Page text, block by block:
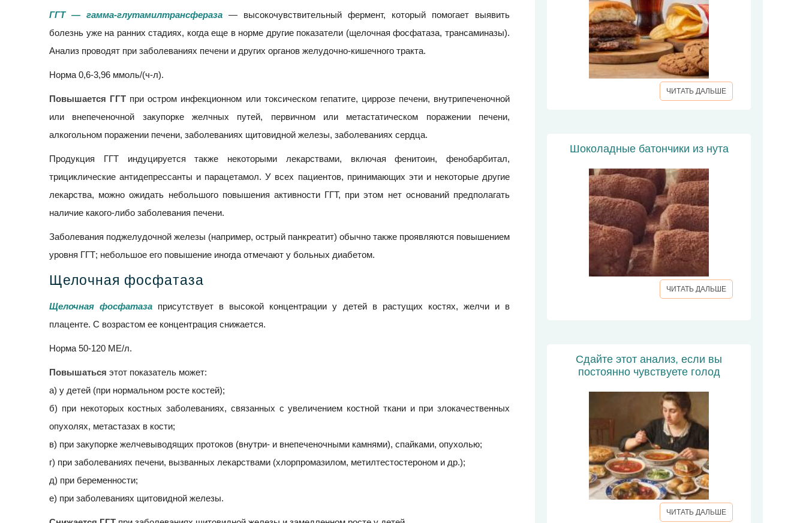
ГГТ — гамма-глутамилтрансфераза — высокочувствительный фермент, который помогает выявить
болезнь уже на ранних стадиях, когда еще в норме другие показатели (щелочная фосфатаза, трансаминазы).
Анализ проводят при заболеваниях печени и других органов желудочно-кишечного тракта.
Норма 0,6-3,96 ммоль/(ч-л).
Повышается ГГТ при остром инфекционном или токсическом гепатите, циррозе печени, внутрипеченочной
или внепеченочной закупорке желчных путей, первичном или метастатическом поражении печени,
алкогольном поражении печени, заболеваниях щитовидной железы, заболеваниях сердца.
Продукция ГГТ индуцируется также некоторыми лекарствами, включая фенитоин, фенобарбитал,
трициклические антидепрессанты и парацетамол. У всех пациентов, принимающих эти и некоторые другие
лекарства, можно ожидать небольшого повышения активности ГГТ, при этом нет оснований предполагать
наличие какого-либо заболевания печени.
Заболевания поджелудочной железы (например, острый панкреатит) обычно также проявляются повышением
уровня ГГТ; небольшое его повышение иногда отмечают у больных диабетом.
Щелочная фосфатаза
Щелочная фосфатаза присутствует в высокой концентрации у детей в растущих костях, желчи и в
плаценте. С возрастом ее концентрация снижается.
Норма 50-120 МЕ/л.
Повышаться этот показатель может:
а) у детей (при нормальном росте костей);
б) при некоторых костных заболеваниях, связанных с увеличением костной ткани и при злокачественных
опухолях, метастазах в кости;
в) при закупорке желчевыводящих протоков (внутри- и внепеченочными камнями), спайками, опухолью;
г) при заболеваниях печени, вызванных лекарствами (хлорпромазилом, метилтестостероном и др.);
д) при беременности;
е) при заболеваниях щитовидной железы.
ЧИТАТЬ ДАЛЬШЕ
Шоколадные батончики из нута
ЧИТАТЬ ДАЛЬШЕ
Сдайте этот анализ, если вы
постоянно чувствуете голод
ЧИТАТЬ ДАЛЬШЕ